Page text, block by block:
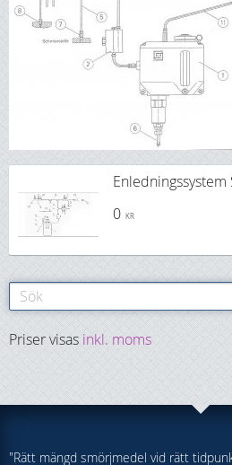
Enledningssystem
0
KR
Priser visas inkl. moms
"Rätt mängd smörjmedel vid rätt